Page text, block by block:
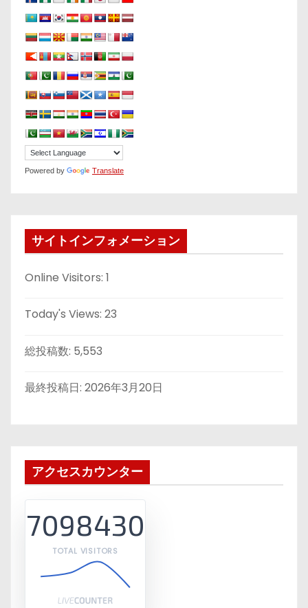
Powered by Translate
サイトインフォメーション
Online Visitors: 1
Today's Views: 23
総投稿数: 5,553
最終投稿日: 2026年3月20日
アクセスカウンター
7098430
TOTAL VISITORS